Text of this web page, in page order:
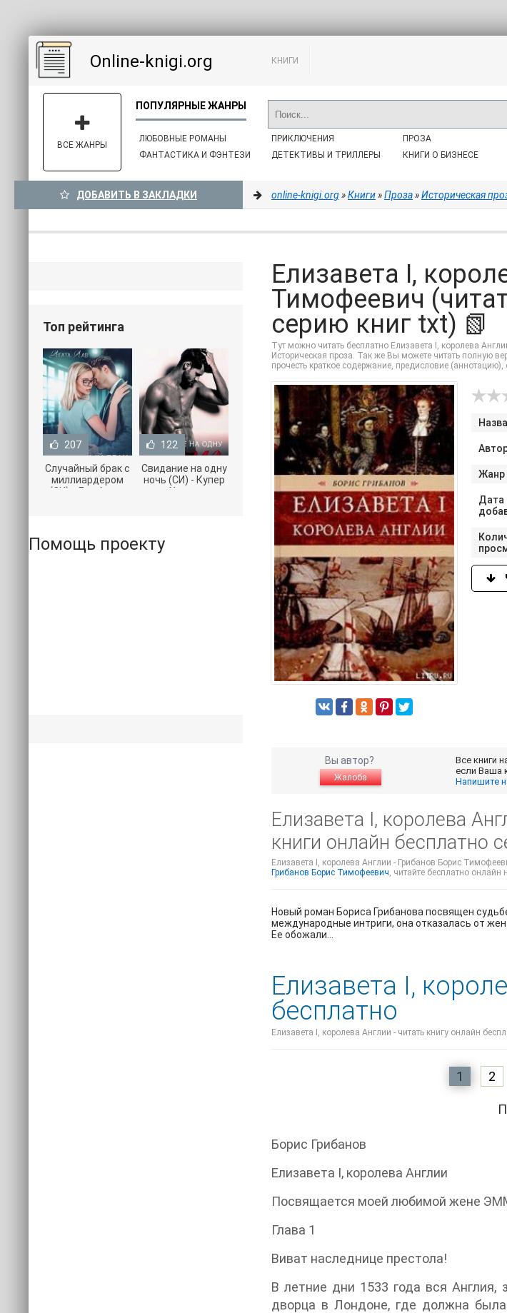
Online-knigi.org КНИГИ
ЛЮБОВНЫЕ РОМАНЫ
ФАНТАСТИКА И ФЭНТЕЗИ
ПРИКЛЮЧЕНИЯ
ДЕТЕКТИВЫ И ТРИЛЛЕРЫ
ПРОЗА
КНИГИ О БИЗНЕСЕ
ВСЕ ЖАНРЫ
ДОБАВИТЬ В ЗАКЛАДКИ online-knigi.org»Книги»Проза»Историческая
Елизавета I,
Тимофеевич
серию книг txt) 📗
Тут можно читать бесплатно Елизавета I, королева
Историческая проза. Так же Вы можете читать полную
прочесть краткое содержание, предисловие
Жанр
Дата
Вы автор?
Жалоба
Все книги
если Ваша
Напишите
Елизавета I, королева
книги онлайн бесплатно
Елизавета I, королева Англии - Грибанов Борис
Грибанов Борис Тимофеевич , читайте бесплатно
Новый роман Бориса Грибанова посвящен
международные интриги, она отказалась от
Ее обожали…
Елизавета I,
бесплатно
Елизавета I, королева Англии - читать книгу онлайн
1 2
Борис Грибанов
Елизавета I, королева Англии
Посвящается моей любимой жене
Глава 1
Виват наследнице престола!
В летние дни 1533 года вся Англия,
дворца в Лондоне, где должна
Топ рейтинга
207
Случайный брак с
миллиардером
(СИ) - Лав Агата
122
Свидание на одну
ночь (СИ) - Купер
Хелен
Помощь проекту